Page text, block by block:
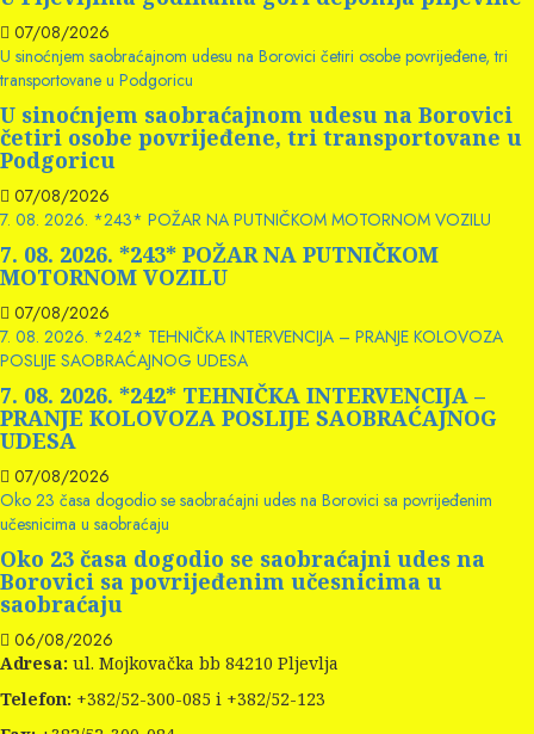
07/08/2026
U sinoćnjem saobraćajnom udesu na Borovici četiri osobe povrijeđene, tri
transportovane u Podgoricu
U sinoćnjem saobraćajnom udesu na Borovici
četiri osobe povrijeđene, tri transportovane u
Podgoricu
07/08/2026
7. 08. 2026. *243* POŽAR NA PUTNIČKOM MOTORNOM VOZILU
7. 08. 2026. *243* POŽAR NA PUTNIČKOM
MOTORNOM VOZILU
07/08/2026
7. 08. 2026. *242* TEHNIČKA INTERVENCIJA – PRANJE KOLOVOZA
POSLIJE SAOBRAĆAJNOG UDESA
7. 08. 2026. *242* TEHNIČKA INTERVENCIJA –
PRANJE KOLOVOZA POSLIJE SAOBRAĆAJNOG
UDESA
07/08/2026
Oko 23 časa dogodio se saobraćajni udes na Borovici sa povrijeđenim
učesnicima u saobraćaju
Oko 23 časa dogodio se saobraćajni udes na
Borovici sa povrijeđenim učesnicima u
saobraćaju
06/08/2026
Adresa: ul. Mojkovačka bb 84210 Pljevlja
Telefon: +382/52-300-085 i +382/52-123